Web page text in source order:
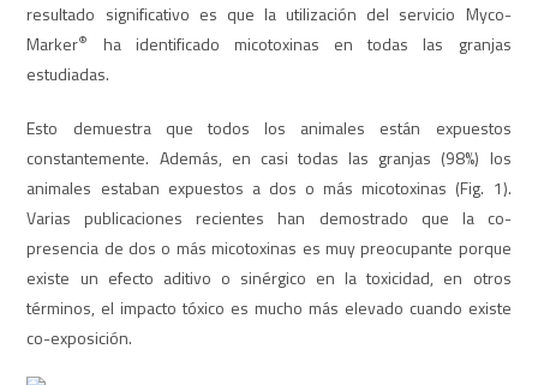
resultado significativo es que la utilización del servicio Myco-
Marker®
ha identificado micotoxinas en todas las granjas
estudiadas.
Esto demuestra que todos los animales están expuestos
constantemente. Además, en casi todas las granjas (98%) los
animales estaban expuestos a dos o más micotoxinas (Fig. 1).
Varias publicaciones recientes han demostrado que la co-
presencia de dos o más micotoxinas es muy preocupante porque
existe un efecto aditivo o sinérgico en la toxicidad, en otros
términos, el impacto tóxico es mucho más elevado cuando existe
co-exposición.